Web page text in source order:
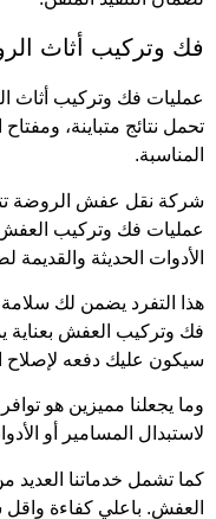
فك وتركيب أثاث
عمليات فك وتركيب أثاث
تحمل نتائج متباينة،
المناسبة.
شركة نقل عفش الروضة
عمليات فك وتركيب
الأدوات الحديثة
هذا التفرد يضمن لك
فك وتركيب العفش بعناية
سيكون عليك دفعه
وما يجعلنا مميزين هو
لاستبدال المسامير أو
كما تشمل خدماتنا
العفش. باعلي كفاءة واقل